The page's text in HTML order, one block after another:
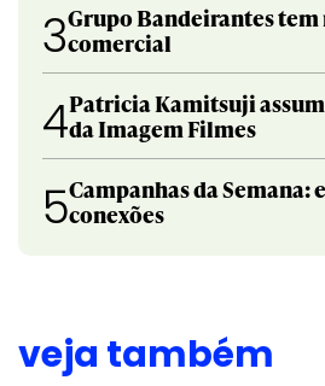
3Grupo Bandeirantes
comercial
4Patricia Kamitsuji
da Imagem Filmes
5Campanhas da Semana:
conexões
veja também